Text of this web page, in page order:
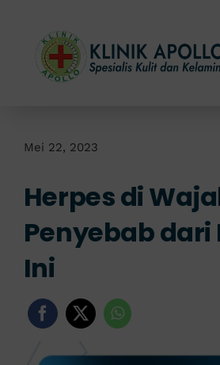
content
Layanan Kami
Info Klinik
Mei 22, 2023
Herpes di
Penyebab
Ini